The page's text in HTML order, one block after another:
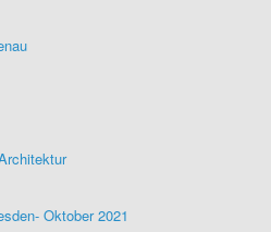
Oktober 2021